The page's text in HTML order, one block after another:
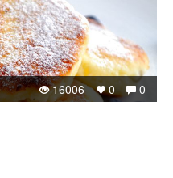
0
0
16006